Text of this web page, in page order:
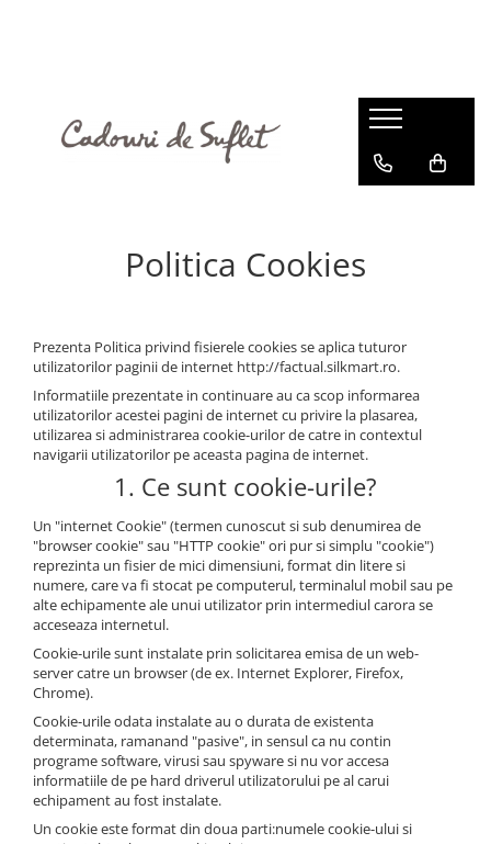
Politica Cookies
Prezenta Politica privind fisierele cookies se aplica tuturor
utilizatorilor paginii de internet http://factual.silkmart.ro.
Informatiile prezentate in continuare au ca scop informarea
utilizatorilor acestei pagini de internet cu privire la plasarea,
utilizarea si administrarea cookie-urilor de catre in contextul
navigarii utilizatorilor pe aceasta pagina de internet.
1. Ce sunt cookie-urile?
Un "internet Cookie" (termen cunoscut si sub denumirea de
"browser cookie" sau "HTTP cookie" ori pur si simplu "cookie")
reprezinta un fisier de mici dimensiuni, format din litere si
numere, care va fi stocat pe computerul, terminalul mobil sau pe
alte echipamente ale unui utilizator prin intermediul carora se
acceseaza internetul.
Cookie-urile sunt instalate prin solicitarea emisa de un web-
server catre un browser (de ex. Internet Explorer, Firefox,
Chrome).
Cookie-urile odata instalate au o durata de existenta
determinata, ramanand "pasive", in sensul ca nu contin
programe software, virusi sau spyware si nu vor accesa
informatiile de pe hard driverul utilizatorului pe al carui
echipament au fost instalate.
Un cookie este format din doua parti:numele cookie-ului si